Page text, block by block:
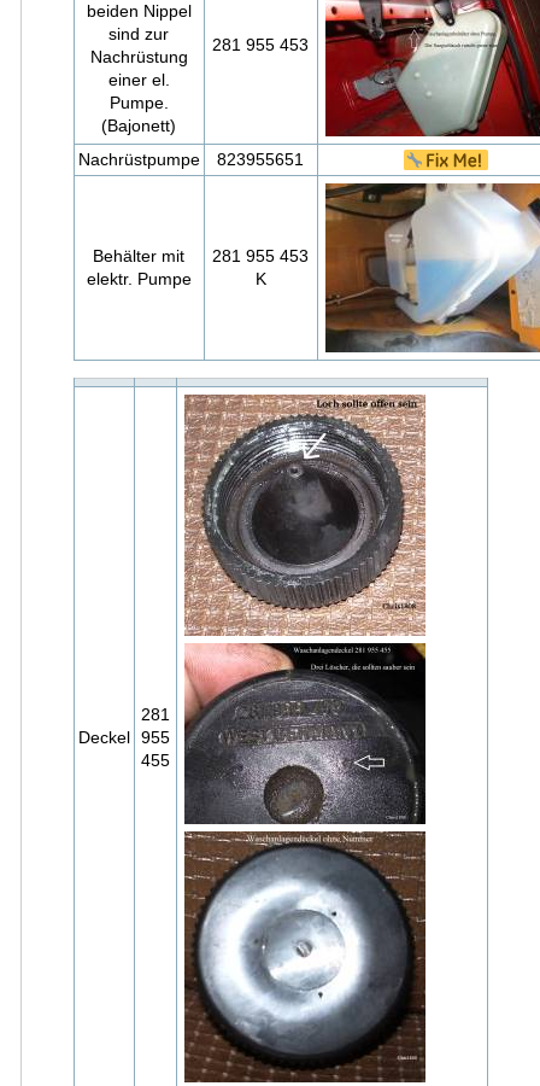
beiden Nippel
sind zur
Nachrüstung
einer el.
Pumpe.
(Bajonett)
281 955 453
Nachrüstpumpe 823955651
Behälter mit
elektr. Pumpe
281 955 453
K
Deckel
281
955
455